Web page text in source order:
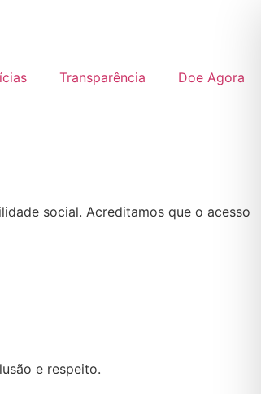
Transparência Doe Agora
social. Acreditamos que o acesso
e respeito.